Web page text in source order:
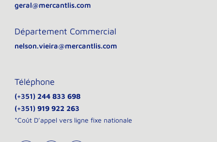
geral@mercantlis.com
Département Commercial
nelson.vieira@mercantlis.com
Téléphone
(+351) 244 833 698
(+351) 919 922 263
*Coût D’appel vers ligne fixe nationale